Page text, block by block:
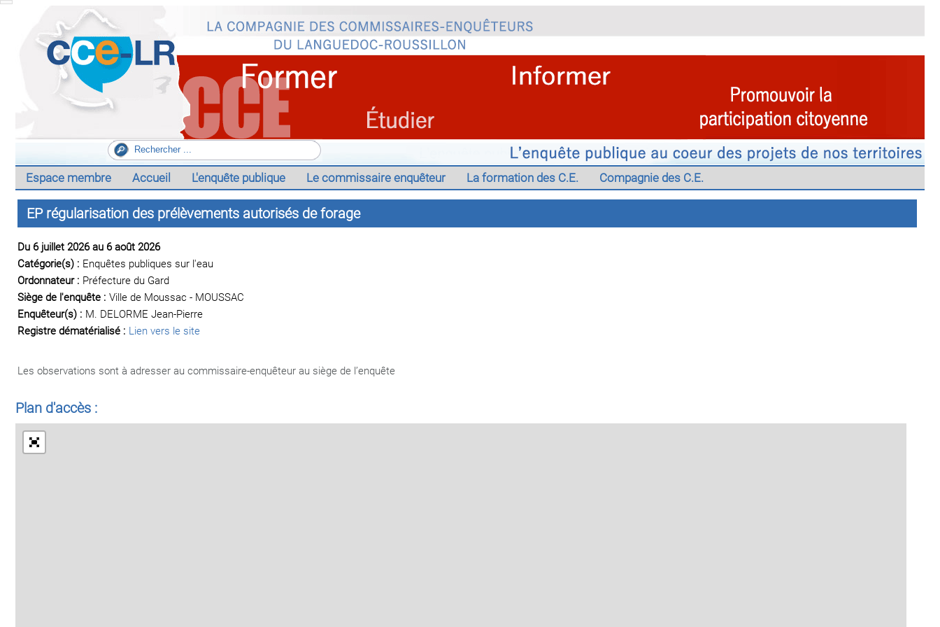
Espace membre Accueil L'enquête publique Le commissaire enquêteur La formation des C.E. Compagnie des C.E.
EP régularisation des prélèvements autorisés de forage
Du 6 juillet 2026 au 6 août 2026
Catégorie(s) : Enquêtes publiques sur l'eau
Ordonnateur : Préfecture du Gard
Siège de l'enquête : Ville de Moussac - MOUSSAC
Enquêteur(s) : M. DELORME Jean-Pierre
Registre dématérialisé : Lien vers le site
Les observations sont à adresser au commissaire-enquêteur au siège de l’enquête
Plan d'accès :